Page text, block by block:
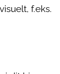
f.eks.